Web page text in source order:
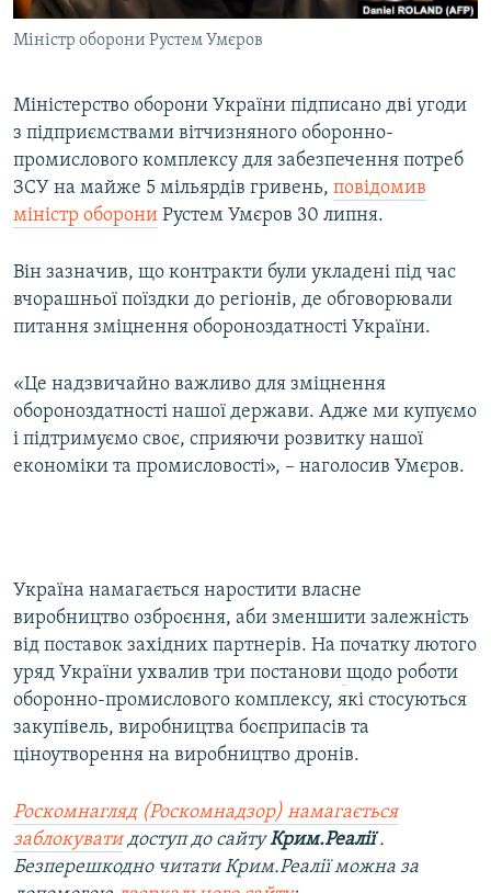
УКРАЇНСЬКА ПРОБЛЕМА КРИМУ
ІНФОГРАФІКА
ДОЛУЧАЙСЯ!
Усі сайти RFE/RL
Міністр оборони Рустем Умєров
Міністерство оборони України підписано дві угоди
з підприємствами вітчизняного оборонно-
промислового комплексу для забезпечення потреб
ЗСУ на майже 5 мільярдів гривень, повідомив
міністр оборони Рустем Умєров 30 липня.
Він зазначив, що контракти були укладені під час
вчорашньої поїздки до регіонів, де обговорювали
питання зміцнення обороноздатності України.
«Це надзвичайно важливо для зміцнення
обороноздатності нашої держави. Адже ми купуємо
і підтримуємо своє, сприяючи розвитку нашої
економіки та промисловості», – наголосив Умєров.
Україна намагається наростити власне
виробництво озброєння, аби зменшити залежність
від поставок західних партнерів. На початку лютого
уряд України ухвалив три постанови щодо роботи
оборонно-промислового комплексу, які стосуються
закупівель, виробництва боєприпасів та
ціноутворення на виробництво дронів.
Роскомнагляд (Роскомнадзор) намагається
заблокуватидоступ до сайтуКрим.Реалії.
Безперешкодно читати Крим.Реалії можна за